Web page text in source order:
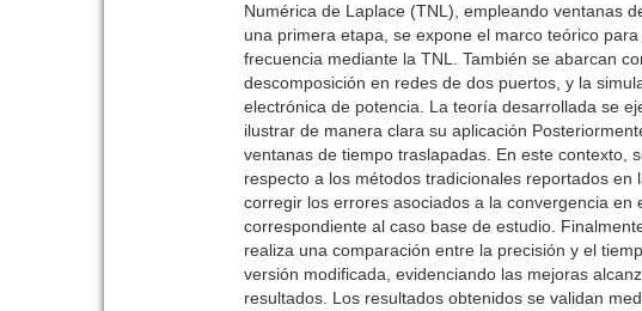
Numérica de Laplace (TNL), empleando ventanas
una primera etapa, se expone el marco teórico
frecuencia mediante la TNL. También se abarcan
descomposición en redes de dos puertos, y la
electrónica de potencia. La teoría desarrollada se
ilustrar de manera clara su aplicación
ventanas de tiempo traslapadas. En este contexto,
respecto a los métodos tradicionales reportados
corregir los errores asociados a la convergencia
correspondiente al caso base de estudio.
realiza una comparación entre la precisión y el
versión modificada, evidenciando las mejoras
resultados. Los resultados obtenidos se validan